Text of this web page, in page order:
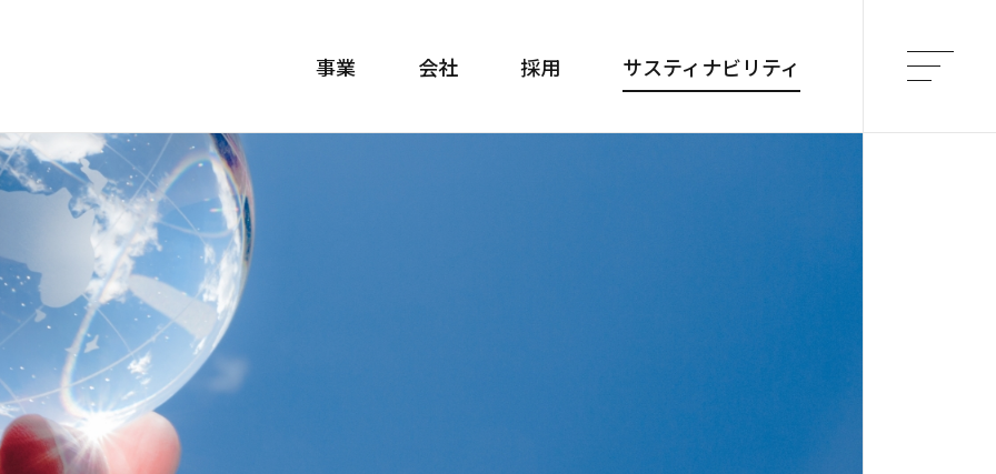
事業 会社 採用 サスティナビリティ